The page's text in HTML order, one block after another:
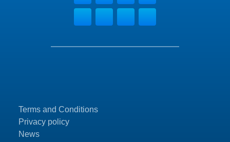
Terms and Conditions
Privacy policy
News